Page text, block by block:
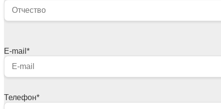
E-mail *
Телефон*